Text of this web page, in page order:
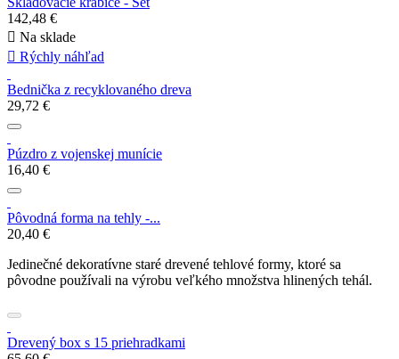
142,48 €
 Na sklade
 Rýchly náhľad
Bednička z recyklovaného dreva
29,72 €
Púzdro z vojenskej munície
16,40 €
Pôvodná forma na tehly -...
20,40 €
Jedinečné dekoratívne staré drevené tehlové formy, ktoré sa
pôvodne používali na výrobu veľkého množstva hlinených tehál.
Drevený box s 15 priehradkami